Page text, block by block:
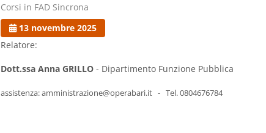
Categoria di corsi
Corsi in FAD Sincrona
13 novembre 2025
Relatore:
Dott.ssa Anna GRILLO - Dipartimento Funzione Pubblica
assistenza: amministrazione@operabari.it -Tel. 0804676784